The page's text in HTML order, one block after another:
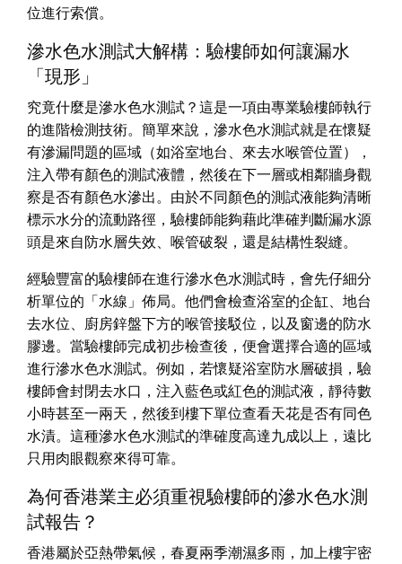
位進行索償。
滲水色水測試大解構：驗樓師如何讓漏水
「現形」
究竟什麼是滲水色水測試？這是一項由專業驗樓師執行
的進階檢測技術。簡單來說，滲水色水測試就是在懷疑
有滲漏問題的區域（如浴室地台、來去水喉管位置），
注入帶有顏色的測試液體，然後在下一層或相鄰牆身觀
察是否有顏色水滲出。由於不同顏色的測試液能夠清晰
標示水分的流動路徑，驗樓師能夠藉此準確判斷漏水源
頭是來自防水層失效、喉管破裂，還是結構性裂縫。
經驗豐富的驗樓師在進行滲水色水測試時，會先仔細分
析單位的「水線」佈局。他們會檢查浴室的企缸、地台
去水位、廚房鋅盤下方的喉管接駁位，以及窗邊的防水
膠邊。當驗樓師完成初步檢查後，便會選擇合適的區域
進行滲水色水測試。例如，若懷疑浴室防水層破損，驗
樓師會封閉去水口，注入藍色或紅色的測試液，靜待數
小時甚至一兩天，然後到樓下單位查看天花是否有同色
水漬。這種滲水色水測試的準確度高達九成以上，遠比
只用肉眼觀察來得可靠。
為何香港業主必須重視驗樓師的滲水色水測
試報告？
香港屬於亞熱帶氣候，春夏兩季潮濕多雨，加上樓宇密